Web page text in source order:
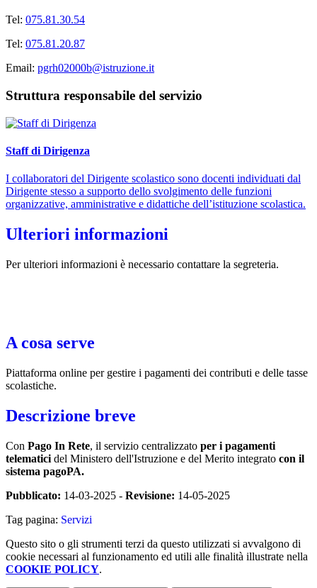
Tel: 075.81.30.54
Tel: 075.81.20.87
Email: pgrh02000b@istruzione.it
Struttura responsabile del servizio
Staff di Dirigenza
I collaboratori del Dirigente scolastico sono docenti individuati dal
Dirigente stesso a supporto dello svolgimento delle funzioni
organizzative, amministrative e didattiche dell’istituzione scolastica.
Ulteriori informazioni
Per ulteriori informazioni è necessario contattare la segreteria.
A cosa serve
Piattaforma online per gestire i pagamenti dei contributi e delle tasse
scolastiche.
Descrizione breve
Con Pago In Rete, il servizio centralizzato per i pagamenti
telematici del Ministero dell'Istruzione e del Merito integrato con il
sistema pagoPA.
Pubblicato: 14-03-2025 - Revisione: 14-05-2025
Tag pagina: Servizi
Questo sito o gli strumenti terzi da questo utilizzati si avvalgono di
cookie necessari al funzionamento ed utili alle finalità illustrate nella
COOKIE POLICY.